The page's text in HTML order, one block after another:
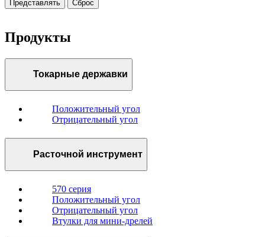
Представлять Сброс
Продукты
Токарные державки
Положительный угол
Отрицательный угол
Расточной инструмент
570 серия
Положительный угол
Отрицательный угол
Втулки для мини-дрелей